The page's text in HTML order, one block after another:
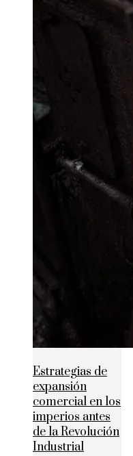
Estrategias de
expansión
comercial en los
imperios antes
de la Revolución
Industrial